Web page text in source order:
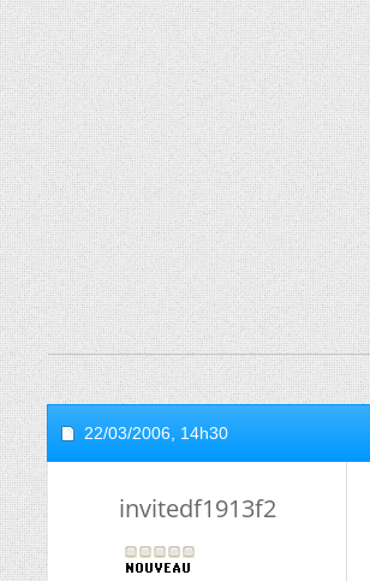
22/03/2006, 14h30
invitedf1913f2